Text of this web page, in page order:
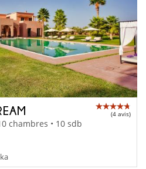
(4 avis)
chambres • 10 sdb